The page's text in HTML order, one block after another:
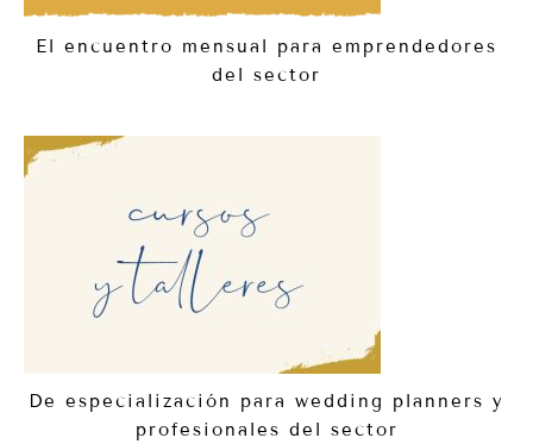
El encuentro mensual para emprendedores
del sector
De especialización para wedding planners y
profesionales del sector